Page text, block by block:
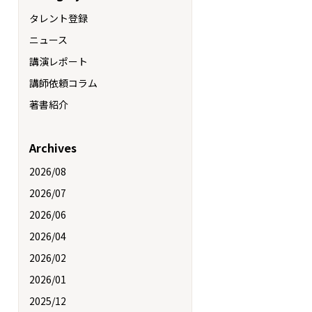
タレント登録
ニュース
講演レポート
講師依頼コラム
著書紹介
Archives
2026/08
2026/07
2026/06
2026/04
2026/02
2026/01
2025/12